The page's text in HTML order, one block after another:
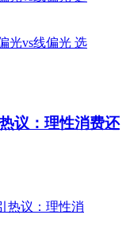
议：理性消费还